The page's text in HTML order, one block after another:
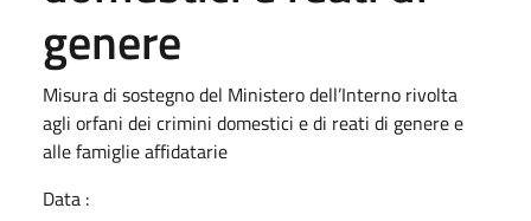
genere
Misura di sostegno del Ministero dell’Interno rivolta
agli orfani dei crimini domestici e di reati di genere e
alle famiglie affidatarie
Data :